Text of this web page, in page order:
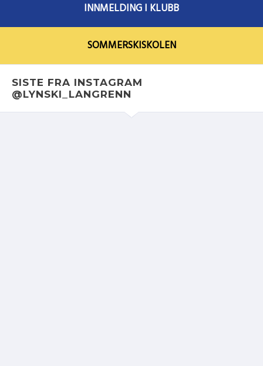
INNMELDING I KLUBB
SOMMERSKISKOLEN
SISTE FRA INSTAGRAM
@LYNSKI_LANGRENN